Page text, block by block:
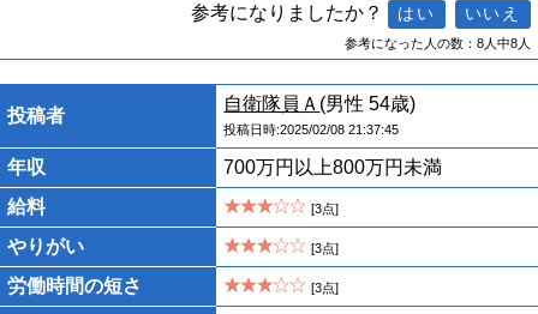
参考になりましたか？
参考になった人の数：8人中8人
投稿者
自衛隊員Ａ (男性 54歳)
投稿日時:2025/02/08 21:37:45
年収
700万円以上800万円未満
給料
[3点]
やりがい [3点]
労働時間の短さ [3点]